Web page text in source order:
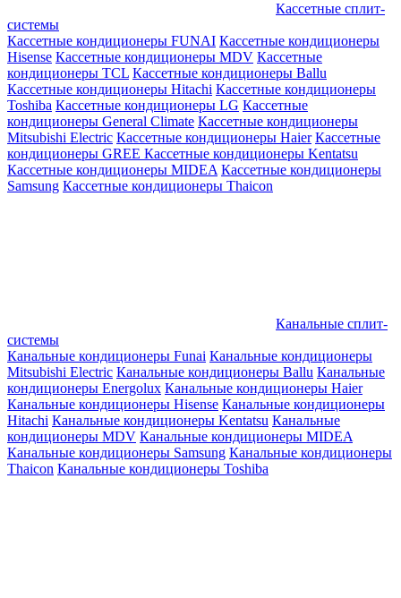
Кассетные сплит-
системы
Кассетные кондиционеры FUNAI Кассетные кондиционеры
Hisense Кассетные кондиционеры MDV Кассетные
кондиционеры TCL Кассетные кондиционеры Ballu
Кассетные кондиционеры Hitachi Кассетные кондиционеры
Toshiba Кассетные кондиционеры LG Кассетные
кондиционеры General Climate Кассетные кондиционеры
Mitsubishi Electric Кассетные кондиционеры Haier Кассетные
кондиционеры GREE Кассетные кондиционеры Kentatsu
Кассетные кондиционеры MIDEA Кассетные кондиционеры
Samsung Кассетные кондиционеры Thaicon
Канальные сплит-
системы
Канальные кондиционеры Funai Канальные кондиционеры
Mitsubishi Electric Канальные кондиционеры Ballu Канальные
кондиционеры Energolux Канальные кондиционеры Haier
Канальные кондиционеры Hisense Канальные кондиционеры
Hitachi Канальные кондиционеры Kentatsu Канальные
кондиционеры MDV Канальные кондиционеры MIDEA
Канальные кондиционеры Samsung Канальные кондиционеры
Thaicon Канальные кондиционеры Toshiba